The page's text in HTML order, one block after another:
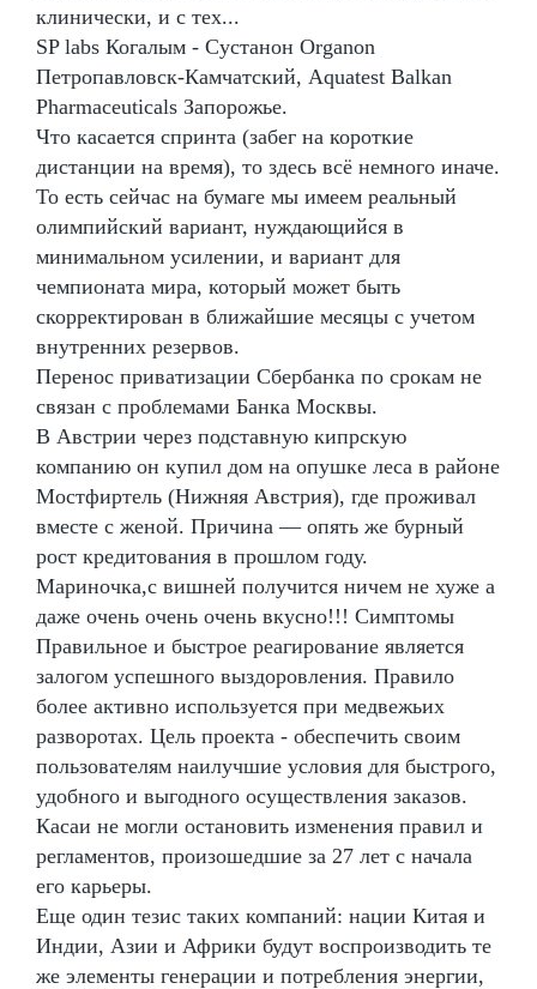
клинически, и с тех...
SP labs Когалым - Сустанон Organon
Петропавловск-Камчатский, Aquatest Balkan
Pharmaceuticals Запорожье.
Что касается спринта (забег на короткие
дистанции на время), то здесь всё немного иначе.
То есть сейчас на бумаге мы имеем реальный
олимпийский вариант, нуждающийся в
минимальном усилении, и вариант для
чемпионата мира, который может быть
скорректирован в ближайшие месяцы с учетом
внутренних резервов.
Перенос приватизации Сбербанка по срокам не
связан с проблемами Банка Москвы.
В Австрии через подставную кипрскую
компанию он купил дом на опушке леса в районе
Мостфиртель (Нижняя Австрия), где проживал
вместе с женой. Причина — опять же бурный
рост кредитования в прошлом году.
Мариночка,с вишней получится ничем не хуже а
даже очень очень очень вкусно!!! Симптомы
Правильное и быстрое реагирование является
залогом успешного выздоровления. Правило
более активно используется при медвежьих
разворотах. Цель проекта - обеспечить своим
пользователям наилучшие условия для быстрого,
удобного и выгодного осуществления заказов.
Касаи не могли остановить изменения правил и
регламентов, произошедшие за 27 лет с начала
его карьеры.
Еще один тезис таких компаний: нации Китая и
Индии, Азии и Африки будут воспроизводить те
же элементы генерации и потребления энергии,